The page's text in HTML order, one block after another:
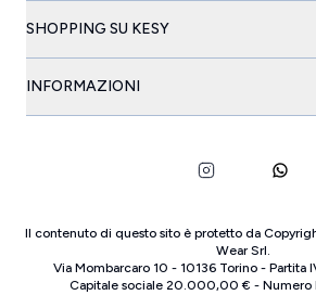
SHOPPING SU KESY
INFORMAZIONI
Il contenuto di questo sito è protetto da
Wear Srl.
Via Mombarcaro 10 - 10136 Torino- Partita
Capitale sociale 20.000,00 € - Numero